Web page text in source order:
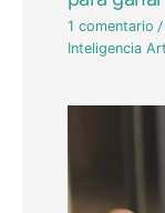
1 comentario /
Inteligencia